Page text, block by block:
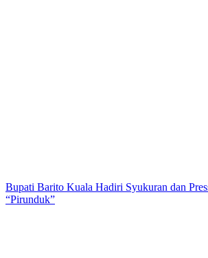
Bupati Barito Kuala Hadiri Syukuran dan
“Pirunduk”